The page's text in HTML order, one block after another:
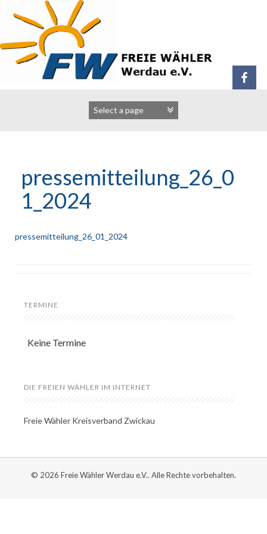
Inhalt
springen
pressemitteilung_26_0
1_2024
pressemitteilung_26_01_2024
TERMINE
Keine Termine
DIE FREIEN WÄHLER IM INTERNET
Freie Wähler Kreisverband Zwickau
© 2026 Freie Wähler Werdau e.V.. Alle Rechte vorbehalten.